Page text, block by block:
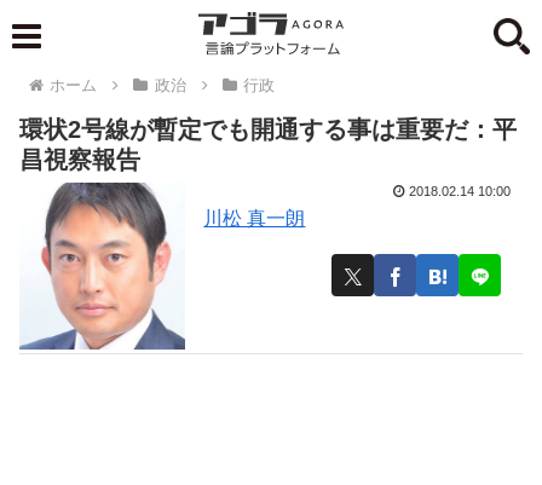
ホーム 政治 行政
環状2号線が暫定でも開通する事は重要だ：平
昌視察報告
川松 真一朗
2018.02.14 10:00